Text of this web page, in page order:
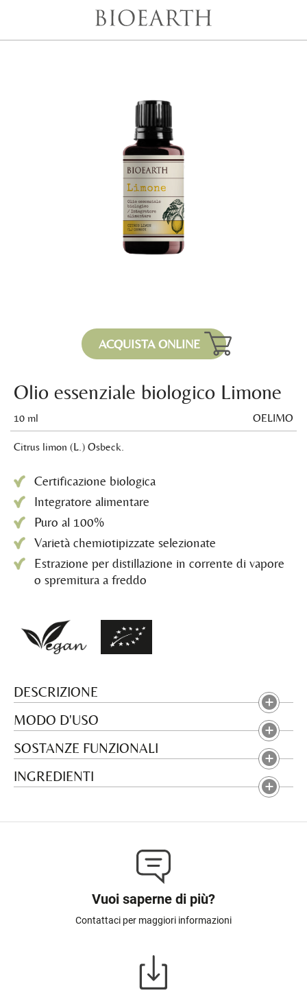
ACQUISTA ONLINE
Olio essenziale biologico Limone
10 ml OELIMO
Citrus limon (L.) Osbeck.
Certificazione biologica
Integratore alimentare
Puro al 100%
Varietà chemiotipizzate selezionate
Estrazione per distillazione in corrente di vapore
o spremitura a freddo
DESCRIZIONE
MODO D'USO
SOSTANZE FUNZIONALI
INGREDIENTI
Vuoi saperne di più?
Contattaci per maggiori informazioni